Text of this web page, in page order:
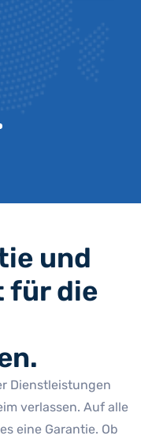
und
für die
Dienstleistungen
verlassen. Auf alle
eine Garantie. Ob